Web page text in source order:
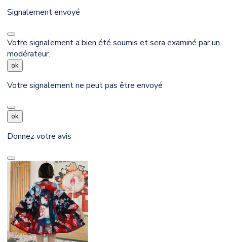
Signalement envoyé
Votre signalement a bien été soumis et sera examiné par un
modérateur.
ok
Votre signalement ne peut pas être envoyé
ok
Donnez votre avis